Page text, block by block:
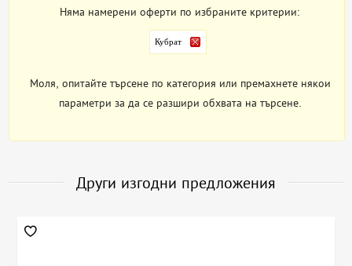
Няма намерени оферти по избраните критерии:
Кубрат
Моля, опитайте търсене по категория или премахнете някои
параметри за да се разшири обхвата на търсене.
Други изгодни предложения